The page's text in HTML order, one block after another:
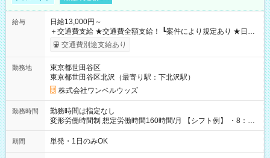
給与
日給13,000円～
＋交通費支給 ★交通費全額支給！ ┗案件により規定あり ★日払
いOK！（規定あり） ┗働いたその日に現金GET♪ お仕事後はコ
ンビニATMから 日払い分を引き落とせます！ 【試用期間】試
交通費別途支給あり
勤務地
東京都世田谷区
東京都世田谷区北沢（最寄り駅：下北沢駅）
株式会社ワンベルウッズ
勤務時間
勤務時間は指定なし
変形労働時間制 想定労働時間160時間/月 【シフト例】 ・8：00
～21：00
期間 単発・1日のみOK